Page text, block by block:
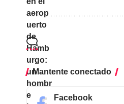
Mantente conectado
Facebook